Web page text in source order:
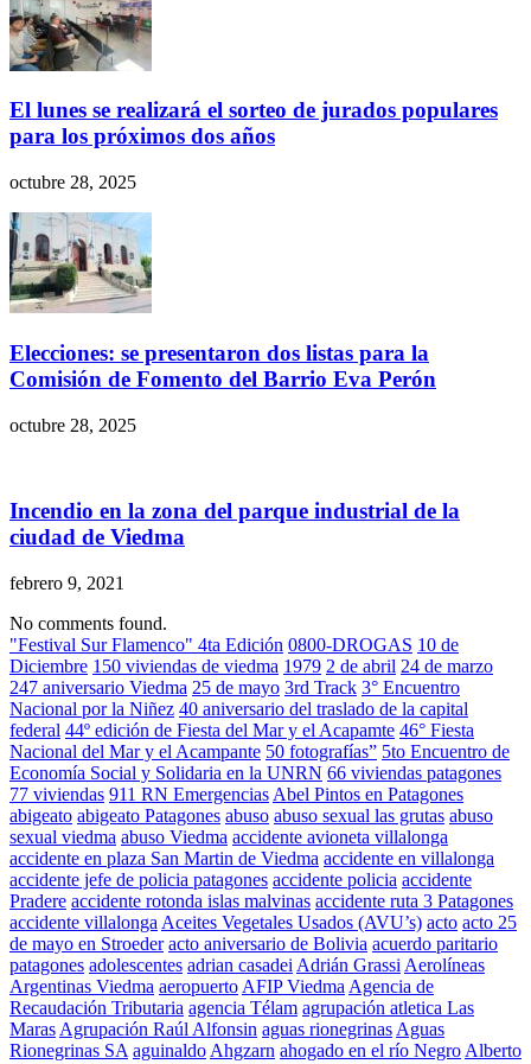
El lunes se realizará el sorteo de jurados populares
para los próximos dos años
octubre 28, 2025
Elecciones: se presentaron dos listas para la
Comisión de Fomento del Barrio Eva Perón
octubre 28, 2025
Incendio en la zona del parque industrial de la
ciudad de Viedma
febrero 9, 2021
No comments found.
"Festival Sur Flamenco" 4ta Edición 0800-DROGAS 10 de
Diciembre 150 viviendas de viedma 1979 2 de abril 24 de marzo
247 aniversario Viedma 25 de mayo 3rd Track 3° Encuentro
Nacional por la Niñez 40 aniversario del traslado de la capital
federal 44º edición de Fiesta del Mar y el Acapamte 46° Fiesta
Nacional del Mar y el Acampante 50 fotografías” 5to Encuentro de
Economía Social y Solidaria en la UNRN 66 viviendas patagones
77 viviendas 911 RN Emergencias Abel Pintos en Patagones
abigeato abigeato Patagones abuso abuso sexual las grutas abuso
sexual viedma abuso Viedma accidente avioneta villalonga
accidente en plaza San Martin de Viedma accidente en villalonga
accidente jefe de policia patagones accidente policia accidente
Pradere accidente rotonda islas malvinas accidente ruta 3 Patagones
accidente villalonga Aceites Vegetales Usados (AVU’s) acto acto 25
de mayo en Stroeder acto aniversario de Bolivia acuerdo paritario
patagones adolescentes adrian casadei Adrián Grassi Aerolíneas
Argentinas Viedma aeropuerto AFIP Viedma Agencia de
Recaudación Tributaria agencia Télam agrupación atletica Las
Maras Agrupación Raúl Alfonsin aguas rionegrinas Aguas
Rionegrinas SA aguinaldo Ahgzarn ahogado en el río Negro Alberto